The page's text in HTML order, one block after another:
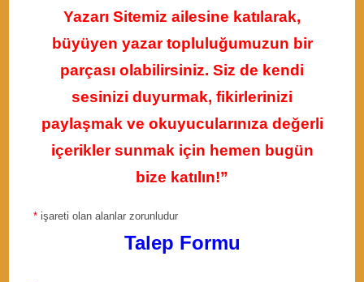
Yazarı Sitemiz ailesine katılarak,
büyüyen yazar topluluğumuzun bir
parçası olabilirsiniz. Siz de kendi
sesinizi duyurmak, fikirlerinizi
paylaşmak ve okuyucularınıza değerli
içerikler sunmak için hemen bugün
bize katılın!”
* işareti olan alanlar zorunludur
Talep Formu